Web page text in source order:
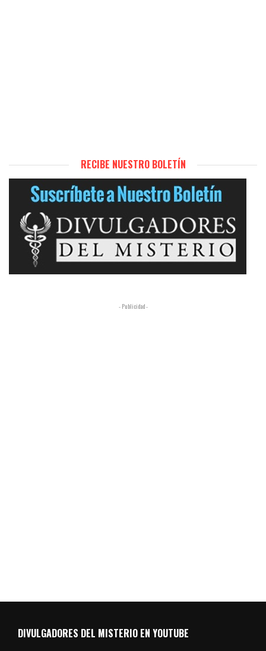
RECIBE NUESTRO BOLETÍN
- Publicidad -
DIVULGADORES DEL MISTERIO EN YOUTUBE